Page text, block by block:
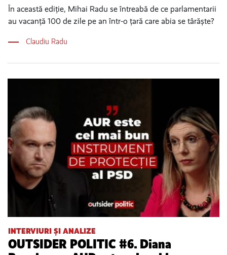
În această ediție, Mihai Radu se întreabă de ce parlamentarii
au vacanță 100 de zile pe an într-o țară care abia se târăște?
Claudiu Radu
INTERVIURI ȘI ANALIZE
OUTSIDER POLITIC #6. Diana